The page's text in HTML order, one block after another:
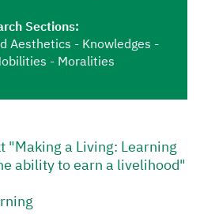
Sections:
Aesthetics - Knowledges -
- Moralities
"Making a Living: Learning
ability to earn a livelihood"